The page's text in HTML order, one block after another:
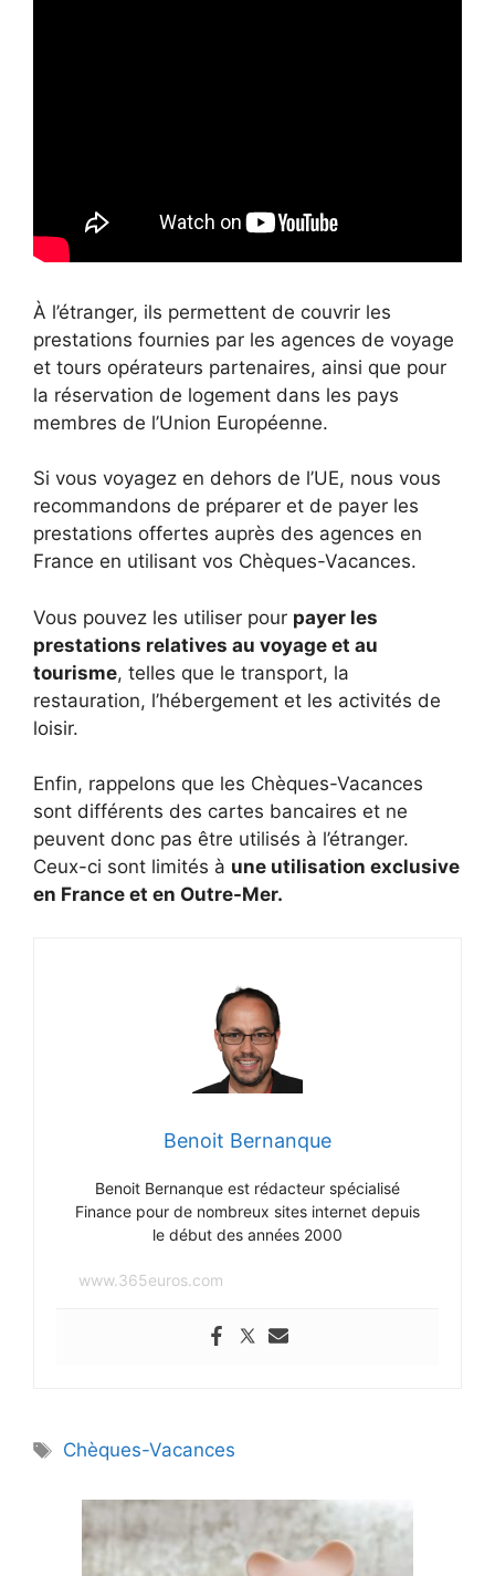
À l’étranger, ils permettent de couvrir les
prestations fournies par les agences de voyage
et tours opérateurs partenaires, ainsi que pour
la réservation de logement dans les pays
membres de l’Union Européenne.
Si vous voyagez en dehors de l’UE, nous vous
recommandons de préparer et de payer les
prestations offertes auprès des agences en
France en utilisant vos Chèques-Vacances.
Vous pouvez les utiliser pour payer les
prestations relatives au voyage et au
tourisme, telles que le transport, la
restauration, l’hébergement et les activités de
loisir.
Enfin, rappelons que les Chèques-Vacances
sont différents des cartes bancaires et ne
peuvent donc pas être utilisés à l’étranger.
Ceux-ci sont limités à une utilisation exclusive
en France et en Outre-Mer.
Benoit Bernanque
Benoit Bernanque est rédacteur spécialisé
Finance pour de nombreux sites internet depuis
le début des années 2000
www.365euros.com
Étiquettes
Chèques-Vacances